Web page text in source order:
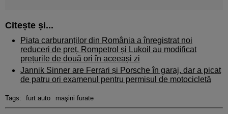
Citește și...
Piața carburanților din România a înregistrat noi
reduceri de preț. Rompetrol și Lukoil au modificat
prețurile de două ori în aceeași zi
Jannik Sinner are Ferrari și Porsche în garaj, dar a picat
de patru ori examenul pentru permisul de motocicletă
Tags: furt auto maşini furate